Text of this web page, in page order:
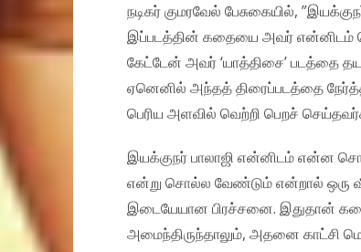
நடிகர் குமரவேல் பேசுகையில்,
இப்படத்தின் கதையை அவர் என்னிடம்
கேட்டேன் அவர் ‘யாத்திசை’ படத்தை
ஏனெனில் அந்தத் திரைப்படத்தை
பெரிய அளவில் வெற்றி பெறச்
இயக்குநர் பாலாஜி என்னிடம் என்ன
என்று சொல்ல வேண்டும் என்றால் ஒரு
இடையேயான பிரச்சனை. இதுதான்
அமைந்திருந்தாலும், அதனை காட்சி